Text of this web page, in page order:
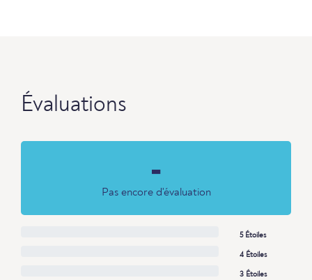
Évaluations
-
Pas encore d'évaluation
5 Étoiles
4 Étoiles
3 Étoiles